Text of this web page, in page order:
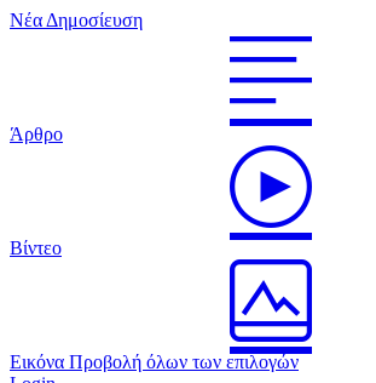
Νέα Δημοσίευση
Άρθρο
Βίντεο
Εικόνα Προβολή όλων των επιλογών